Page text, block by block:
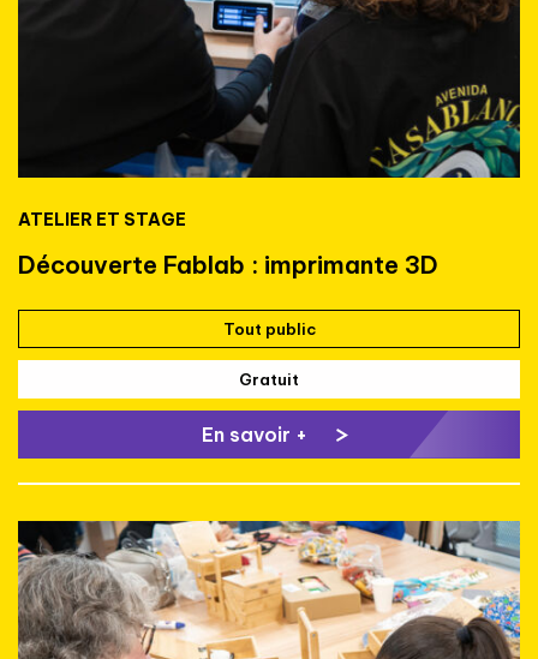
ATELIER ET STAGE
Découverte Fablab : imprimante 3D
Tout public
Gratuit
En savoir +